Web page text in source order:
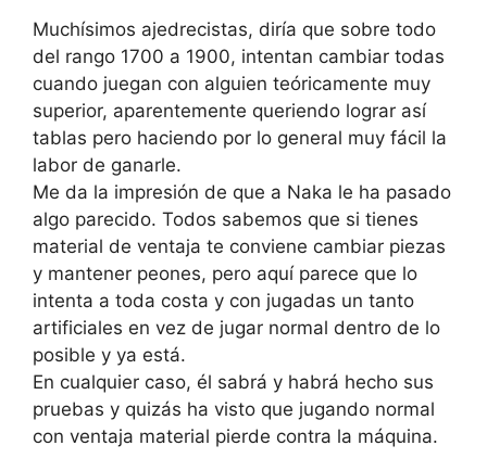
Muchísimos ajedrecistas, diría que sobre todo
del rango 1700 a 1900, intentan cambiar todas
cuando juegan con alguien teóricamente muy
superior, aparentemente queriendo lograr así
tablas pero haciendo por lo general muy fácil la
labor de ganarle.
Me da la impresión de que a Naka le ha pasado
algo parecido. Todos sabemos que si tienes
material de ventaja te conviene cambiar piezas
y mantener peones, pero aquí parece que lo
intenta a toda costa y con jugadas un tanto
artificiales en vez de jugar normal dentro de lo
posible y ya está.
En cualquier caso, él sabrá y habrá hecho sus
pruebas y quizás ha visto que jugando normal
con ventaja material pierde contra la máquina.